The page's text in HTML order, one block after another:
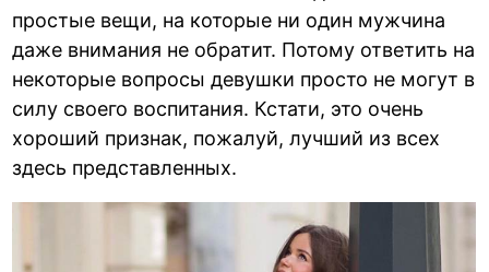
простые вещи, на которые ни один мужчина
даже внимания не обратит. Потому ответить на
некоторые вопросы девушки просто не могут в
силу своего воспитания. Кстати, это очень
хороший признак, пожалуй, лучший из всех
здесь представленных.